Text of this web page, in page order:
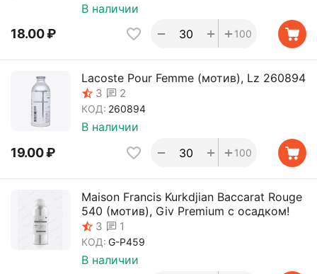
В наличии
18.00₽ + 100
+
−
Lacoste Pour Femme (мотив), Lz 260894
3 2
КОД: 260894
В наличии
19.00₽ + 100
+
−
Maison Francis Kurkdjian Baccarat Rouge
540 (мотив), Giv Premium с осадком!
3 1
КОД: G-P459
В наличии